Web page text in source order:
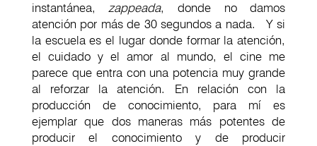
instantánea,zappeada, donde no damos
atención por más de 30 segundos a nada. Y si
la escuela es el lugar donde formar la atención,
el cuidado y el amor al mundo, el cine me
parece que entra con una potencia muy grande
al reforzar la atención. En relación con la
producción de conocimiento, para mí es
ejemplar que dos maneras más potentes de
producir el conocimiento y de producir